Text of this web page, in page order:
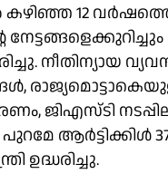
കഴിഞ്ഞ 12
നീതിന്യായ
ജിഎസ്ടി
ആർട്ടിക്കിൾ
ഉദ്ധരിച്ചു.